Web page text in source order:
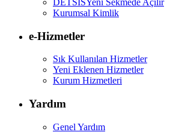
DETSİSYeni Sekmede Açılır
Kurumsal Kimlik
e-Hizmetler
Sık Kullanılan Hizmetler
Yeni Eklenen Hizmetler
Kurum Hizmetleri
Yardım
Genel Yardım